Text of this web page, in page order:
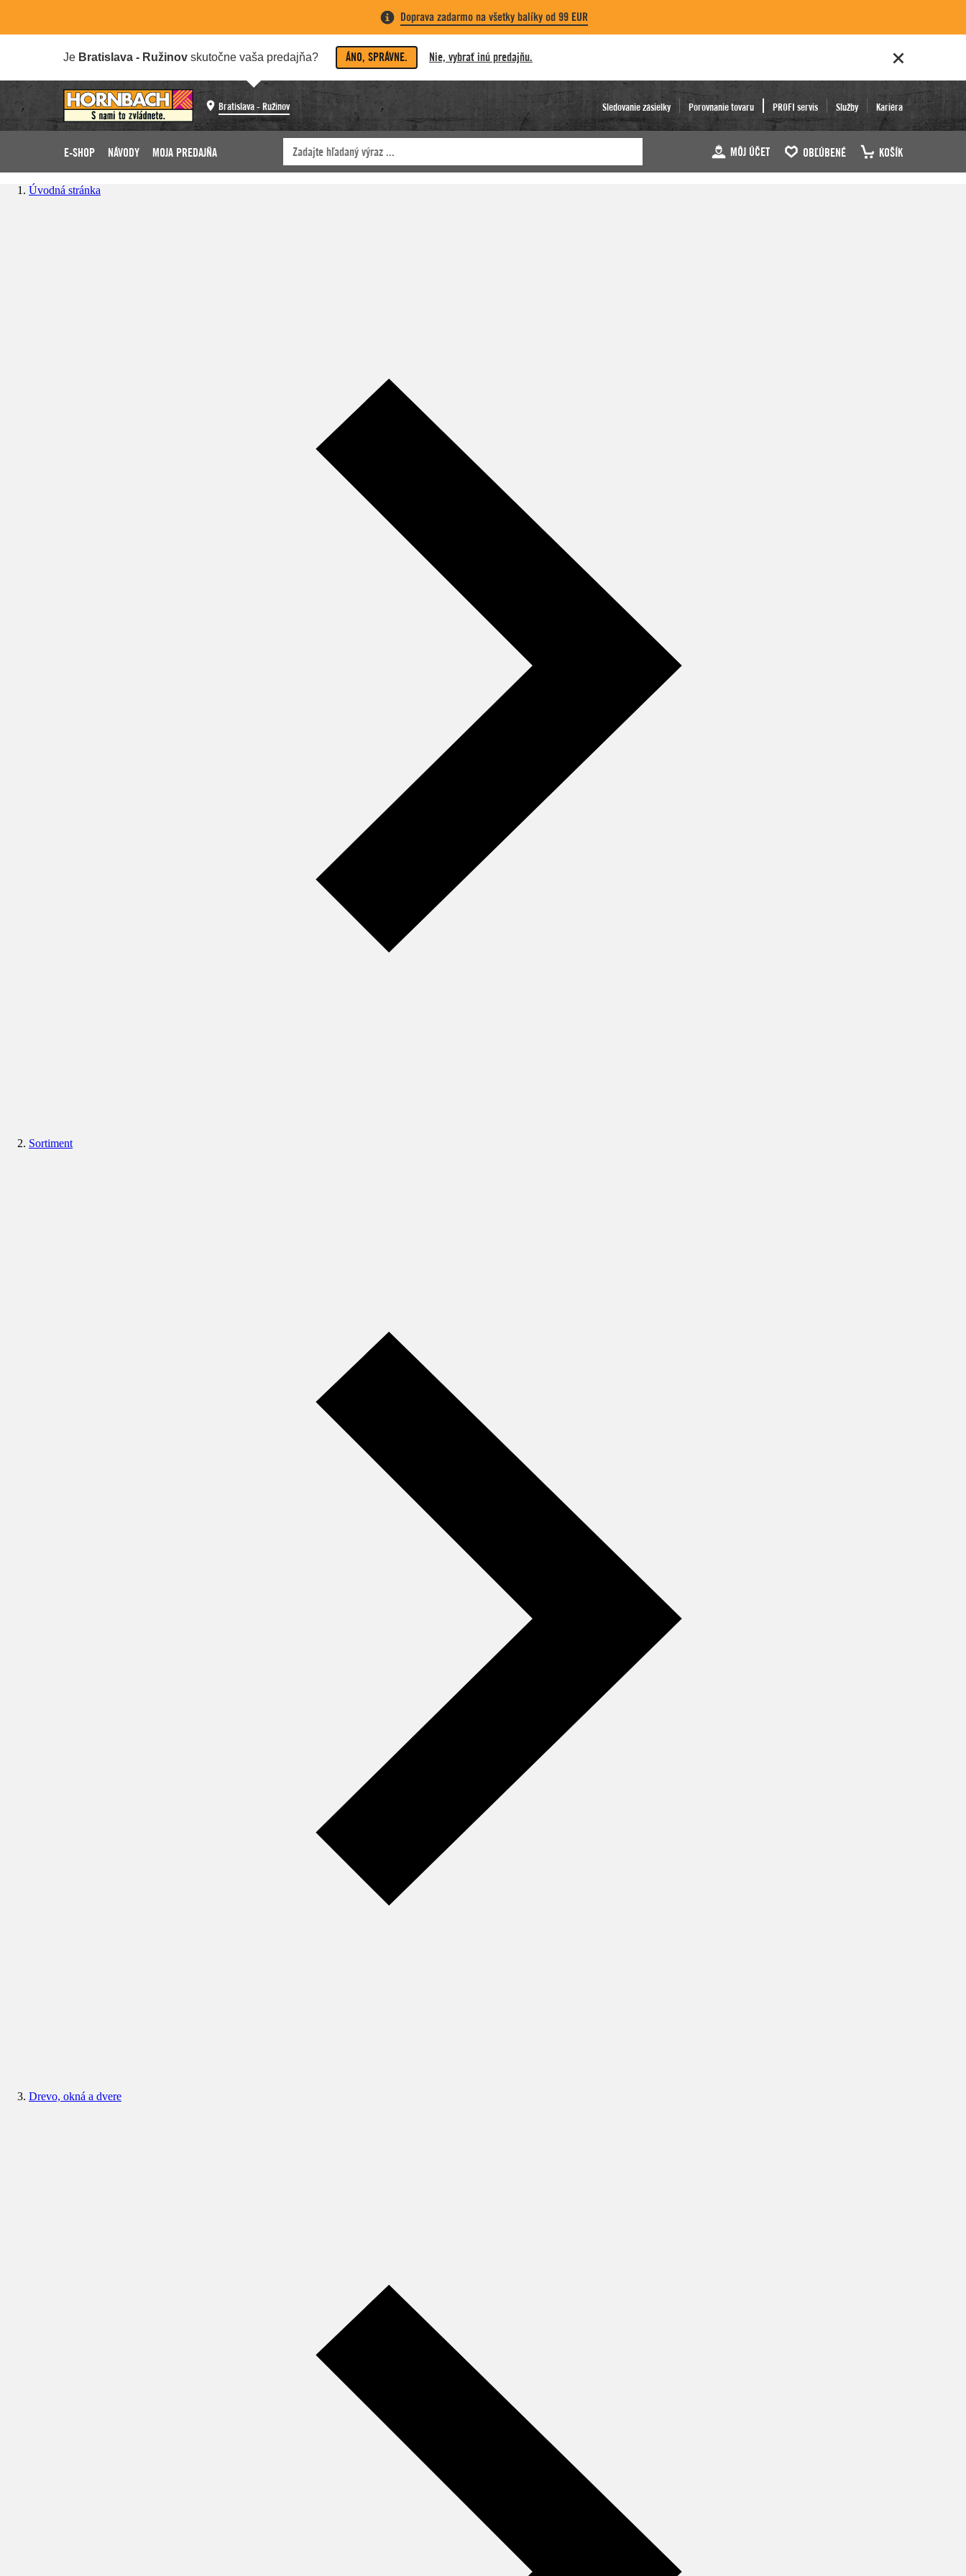
Doprava zadarmo na všetky balíky od 99 EUR
Je Bratislava - Ružinov skutočne vaša predajňa? ÁNO, SPRÁVNE. Nie, vybrať inú predajňu.
Bratislava - Ružinov Sledovanie zásielky Porovnanie tovaru PROFI servis Služby Kariéra
E-SHOP NÁVODY MOJA PREDAJŇA MÔJ ÚČET OBĽÚBENÉ KOŠÍK
Úvodná stránka
Sortiment
Drevo, okná a dvere